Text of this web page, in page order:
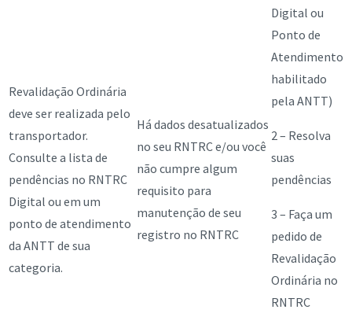
Revalidação Ordinária
deve ser realizada pelo
transportador.
Consulte a lista de
pendências no RNTRC
Digital ou em um
ponto de atendimento
da ANTT de sua
categoria.
Há dados desatualizados
no seu RNTRC e/ou você
não cumpre algum
requisito para
manutenção de seu
registro no RNTRC
Digital ou
Ponto de
Atendimento
habilitado
pela ANTT)
2 – Resolva
suas
pendências
3 – Faça um
pedido de
Revalidação
Ordinária no
RNTRC